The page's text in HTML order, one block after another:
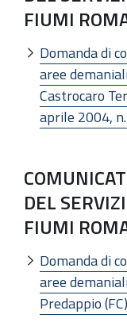
FIUMI
Domanda di
aree
Castrocaro
aprile 2004,
DEL
FIUMI
Domanda di
aree
Predappio